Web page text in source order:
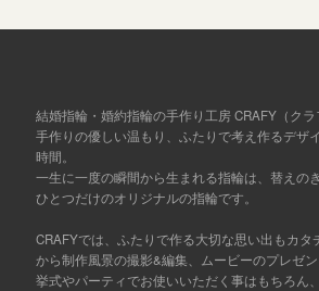
結婚指輪・婚約指輪の手作り工房 CRAFY（クラ
手作りの優しい温もり、ふたりで考え作るデザ
時間。
一生に一度の瞬間から生まれる指輪は、替えの
ひとつだけのオリジナルの指輪です。
CRAFYでは、ふたりで作る大切な思い出もカタ
から制作風景の撮影&編集、ムービーのプレゼン
挙式やパーティでお使いいただく事はもちろん